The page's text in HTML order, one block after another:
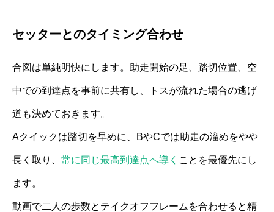
セッターとのタイミング合わせ
合図は単純明快にします。助走開始の足、踏切位置、空
中での到達点を事前に共有し、トスが流れた場合の逃げ
道も決めておきます。
Aクイックは踏切を早めに、BやCでは助走の溜めをやや
長く取り、 常に同じ最高到達点へ導く ことを最優先にし
ます。
動画で二人の歩数とテイクオフフレームを合わせると精